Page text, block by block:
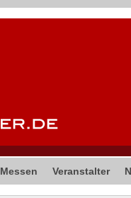
Messen Veranstalter